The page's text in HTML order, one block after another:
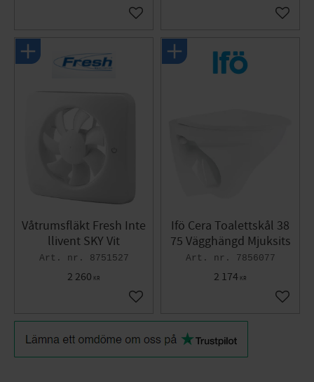
Lägg till i favoriter Lägg
Våtrumsfläkt Fresh Inte
llivent SKY Vit
8751527
2 260 KR
Lägg till i favoriter
Ifö Cera Toalettskål 38
75 Vägghängd Mjuksits
7856077
2 174 KR
Lägg